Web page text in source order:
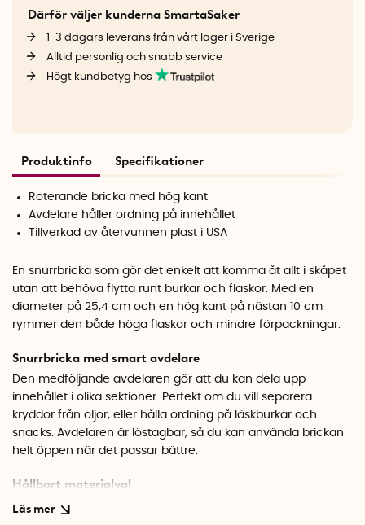
Därför väljer kunderna SmartaSaker
1-3 dagars leverans från vårt lager i Sverige
Alltid personlig och snabb service
Högt kundbetyg hos
Produktinfo Specifikationer
Roterande bricka med hög kant
Avdelare håller ordning på innehållet
Tillverkad av återvunnen plast i USA
En snurrbricka som gör det enkelt att komma åt allt i skåpet
utan att behöva flytta runt burkar och flaskor. Med en
diameter på 25,4 cm och en hög kant på nästan 10 cm
rymmer den både höga flaskor och mindre förpackningar.
Snurrbricka med smart avdelare
Den medföljande avdelaren gör att du kan dela upp
innehållet i olika sektioner. Perfekt om du vill separera
kryddor från oljor, eller hålla ordning på läskburkar och
snacks. Avdelaren är löstagbar, så du kan använda brickan
helt öppen när det passar bättre.
Hållbart materialval
Snurrbrickan ingår i Rosanna Pansino-serien och är